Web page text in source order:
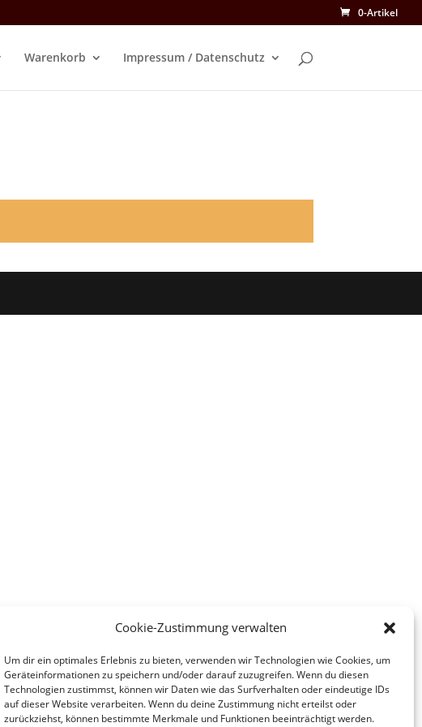
Cookie-Zustimmung verwalten
Um dir ein optimales Erlebnis zu bieten, verwenden wir Technologien wie Cookies, um
Geräteinformationen zu speichern und/oder darauf zuzugreifen. Wenn du diesen
Technologien zustimmst, können wir Daten wie das Surfverhalten oder eindeutige IDs
auf dieser Website verarbeiten. Wenn du deine Zustimmung nicht erteilst oder
zurückziehst, können bestimmte Merkmale und Funktionen beeinträchtigt werden.
0-Artikel
Warenkorb Impressum / Datenschutz